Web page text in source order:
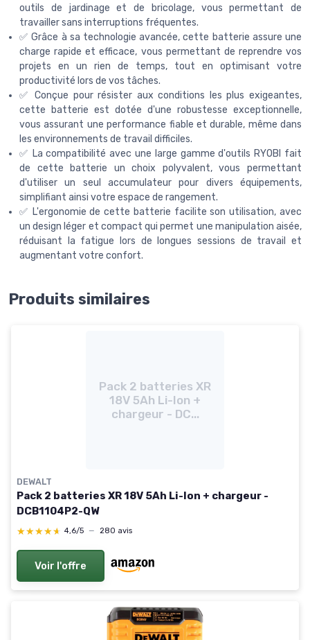
outils de jardinage et de bricolage, vous permettant de
travailler sans interruptions fréquentes.
✅ Grâce à sa technologie avancée, cette batterie assure une
charge rapide et efficace, vous permettant de reprendre vos
projets en un rien de temps, tout en optimisant votre
productivité lors de vos tâches.
✅ Conçue pour résister aux conditions les plus exigeantes,
cette batterie est dotée d'une robustesse exceptionnelle,
vous assurant une performance fiable et durable, même dans
les environnements de travail difficiles.
✅ La compatibilité avec une large gamme d'outils RYOBI fait
de cette batterie un choix polyvalent, vous permettant
d'utiliser un seul accumulateur pour divers équipements,
simplifiant ainsi votre espace de rangement.
✅ L'ergonomie de cette batterie facilite son utilisation, avec
un design léger et compact qui permet une manipulation aisée,
réduisant la fatigue lors de longues sessions de travail et
augmentant votre confort.
Produits similaires
Pack 2 batteries XR
18V 5Ah Li-Ion +
chargeur - DC...
DEWALT
Pack 2 batteries XR 18V 5Ah Li-Ion + chargeur -
DCB1104P2-QW
★★★★★
★★★★★ 4,6/5 — 280 avis
Voir l'offre